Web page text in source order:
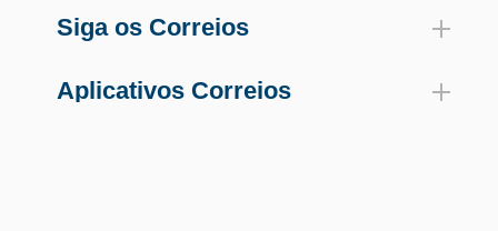
Siga os Correios
Aplicativos Correios